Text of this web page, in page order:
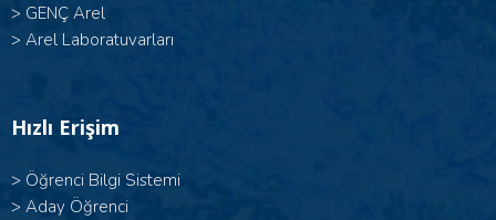
> GENÇ Arel
> Arel Laboratuvarları
Hızlı Erişim
> Öğrenci Bilgi Sistemi
> Aday Öğrenci